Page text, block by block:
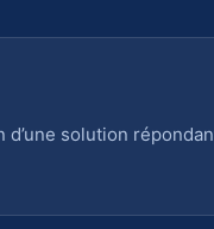
solution